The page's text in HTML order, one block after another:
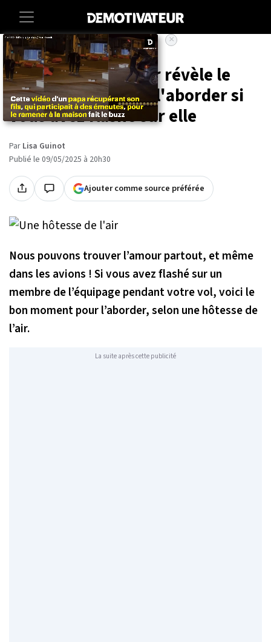
Accueil Lifestyle
Une hôtesse de l'air révèle le
seul moment pour l'aborder si
vous avez flashé sur elle
Par Lisa Guinot
Publié le 09/05/2025 à 20h30
Ajouter comme source préférée
Nous pouvons trouver l’amour partout, et même
dans les avions ! Si vous avez flashé sur un
membre de l’équipage pendant votre vol, voici le
bon moment pour l’aborder, selon une hôtesse de
l’air.
La suite après cette publicité
×